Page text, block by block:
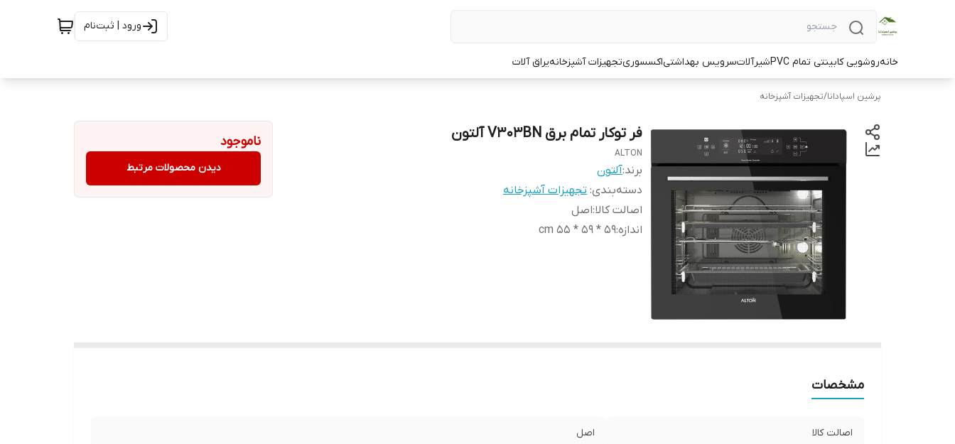
ورود | ثبت‌نام
خانهروشویی کابینتی تمام PVC شیرآلاتسرویس بهداشتیاکسسوریتجهیزات آشپزخانهیراق آلات
پرشین اسپادانا/تجهیزات آشپزخانه
فر توکار تمام برق V303BN آلتون
ALTON
برند:آلتون
دسته‌بندی: تجهیزات آشپزخانه
اصالت کالا:اصل
اندازه:۵۹ * ۵۹ * ۵۵ cm
ناموجود
دیدن محصولات مرتبط
مشخصات
اصالت کالا اصل